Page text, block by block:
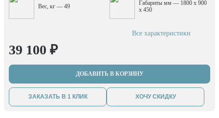
Вес, кг — 49
Габариты мм — 1800 x 900
x 450
Все характеристики
39 100 ₽
ДОБАВИТЬ В КОРЗИНУ
ЗАКАЗАТЬ В 1 КЛИК ХОЧУ СКИДКУ